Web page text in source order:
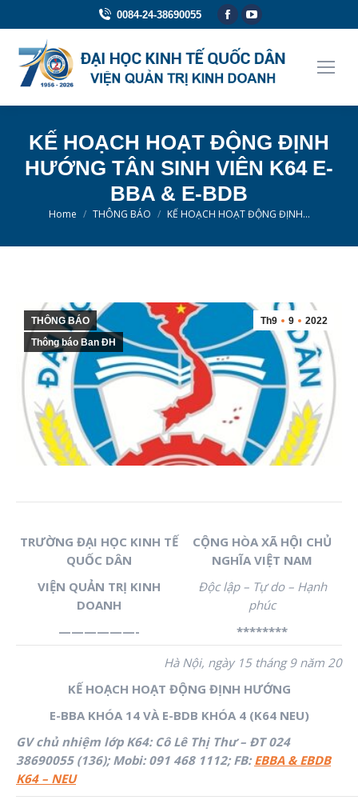
0084-24-38690055
KẾ HOẠCH HOẠT ĐỘNG ĐỊNH
HƯỚNG TÂN SINH VIÊN K64 E-
BBA & E-BDB
You are here:
Home THÔNG BÁO KẾ HOẠCH HOẠT ĐỘNG ĐỊNH…
Th9 9 2022
THÔNG BÁO
Thông báo Ban ĐH
TRƯỜNG ĐẠI HỌC KINH TẾ
QUỐC DÂN
VIỆN QUẢN TRỊ KINH
DOANH
——————-
CỘNG HÒA XÃ HỘI CHỦ
NGHĨA VIỆT NAM
Độc lập – Tự do – Hạnh
phúc
********
Hà Nội, ngày 15 tháng 9 năm 20
KẾ HOẠCH HOẠT ĐỘNG ĐỊNH HƯỚNG
E-BBA KHÓA 14 VÀ E-BDB KHÓA 4 (K64 NEU)
GV chủ nhiệm lớp K64: Cô Lê Thị Thư – ĐT 024
38690055 (136); Mobi: 091 468 1112; FB:EBBA & EBDB
K64 – NEU